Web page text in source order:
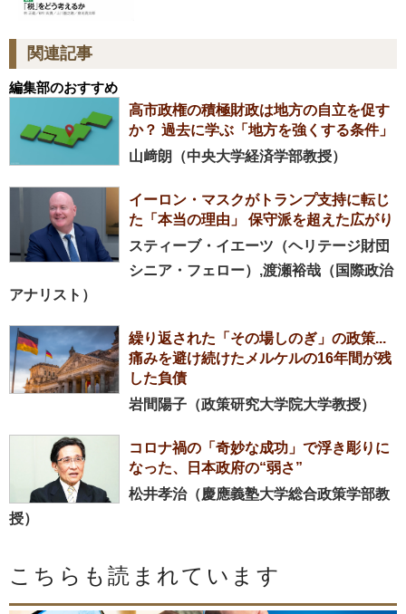
関連記事
編集部のおすすめ
高市政権の積極財政は地方の自立を促す
か？ 過去に学ぶ「地方を強くする条件」
山﨑朗（中央大学経済学部教授）
イーロン・マスクがトランプ支持に転じ
た「本当の理由」 保守派を超えた広がり
スティーブ・イエーツ（ヘリテージ財団
シニア・フェロー）,渡瀬裕哉（国際政治
アナリスト）
繰り返された「その場しのぎ」の政策...
痛みを避け続けたメルケルの16年間が残
した負債
岩間陽子（政策研究大学院大学教授）
コロナ禍の「奇妙な成功」で浮き彫りに
なった、日本政府の“弱さ”
松井孝治（慶應義塾大学総合政策学部教
授）
こちらも読まれています